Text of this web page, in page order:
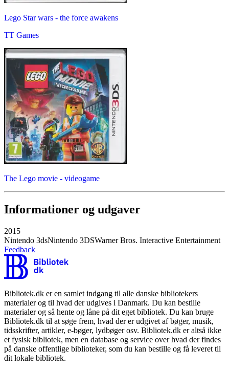
Lego Star wars - the force awakens
TT Games
The Lego movie - videogame
Informationer og udgaver
2015
Nintendo 3dsNintendo 3DSWarner Bros. Interactive Entertainment
Feedback
Bibliotek.dk er en samlet indgang til alle danske bibliotekers
materialer og til hvad der udgives i Danmark. Du kan bestille
materialer og så hente og låne på dit eget bibliotek. Du kan bruge
Bibliotek.dk til at søge frem, hvad der er udgivet af bøger, musik,
tidsskrifter, artikler, e-bøger, lydbøger osv. Bibliotek.dk er altså ikke
et fysisk bibliotek, men en database og service over hvad der findes
på danske offentlige biblioteker, som du kan bestille og få leveret til
dit lokale bibliotek.